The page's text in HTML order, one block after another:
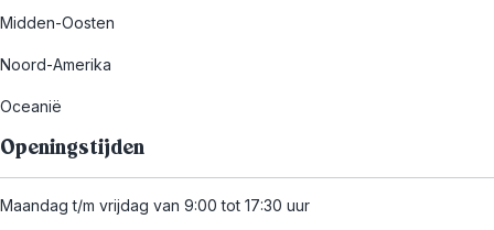
Midden-Oosten
Noord-Amerika
Oceanië
Openingstijden
Maandag t/m vrijdag van 9:00 tot 17:30 uur